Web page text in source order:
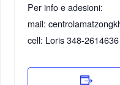
Per info e adesioni:
mail:
cell: Loris 348-